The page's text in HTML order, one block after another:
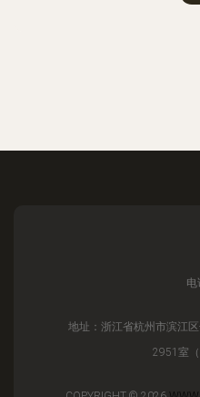
电
地址：浙江省杭州市滨江
2951室（